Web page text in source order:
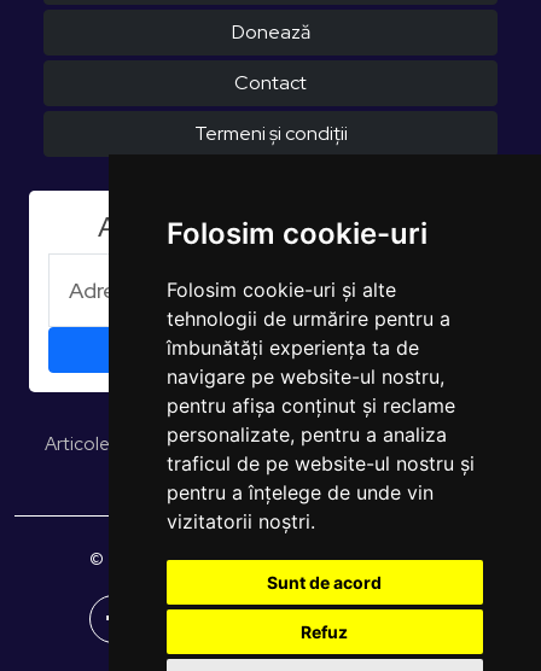
Folosim cookie-uri
Folosim cookie-uri și alte
tehnologii de urmărire pentru a
îmbunătăți experiența ta de
navigare pe website-ul nostru,
pentru afișa conținut și reclame
personalizate, pentru a analiza
traficul de pe website-ul nostru și
pentru a înțelege de unde vin
vizitatorii noștri.
Sunt de acord
Refuz
Donează
Contact
Termeni și condiții
Aboneaza-te la Newsletter
Articole și opiniiStudii și rapoarteEUROPULS Rezultate
© 2026 EUROPULS. Toate drepturile rezervate.